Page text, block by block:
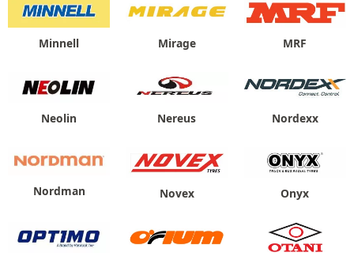
Minnell Mirage MRF
Neolin Nereus Nordexx
Nordman Novex Onyx